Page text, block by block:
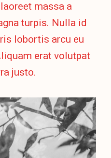
massa a
turpis. Nulla id
lobortis arcu eu
erat volutpat
justo.